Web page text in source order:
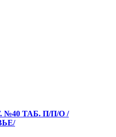
ТАБ. П/П/О /